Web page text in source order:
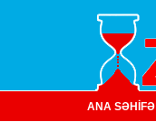
ANA SƏHİFƏ